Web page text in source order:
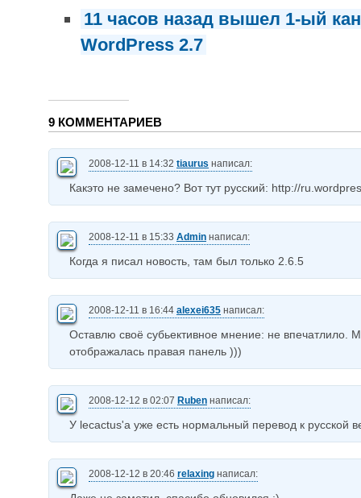
11 часов назад вышел 1-ый
WordPress 2.7
9 КОММЕНТАРИЕВ
2008-12-11 в 14:32 tiaurus написал:
Какэто не замечено? Вот тут русский: http://
2008-12-11 в 15:33 Admin написал:
Когда я писал новость, там был только 2.6.5
2008-12-11 в 16:44 alexei635 написал:
Оставлю своё субьективное мнение: не впечатлило.
отображалась правая панель )))
2008-12-12 в 02:07 Ruben написал:
У lecactus'а уже есть нормальный перевод к русской
2008-12-12 в 20:46 relaxing написал: